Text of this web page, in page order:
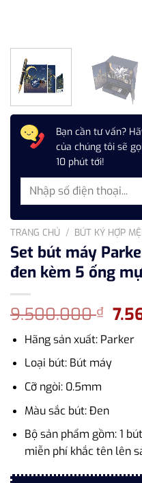
Bạn cần tư vấn?
của chúng tôi sẽ
10 phút tới!
TRANG CHỦ / BÚT KÝ HỢP
Set bút máy
đen kèm 5 ống
9.500.000₫ Giá
gốc
là:
Hãng sản xuất: Parker
Loại bút: Bút máy
Cỡ ngòi: 0.5mm
Màu sắc bút: Đen
Bộ sản phẩm gồm: 1
miễn phí khắc tên lên